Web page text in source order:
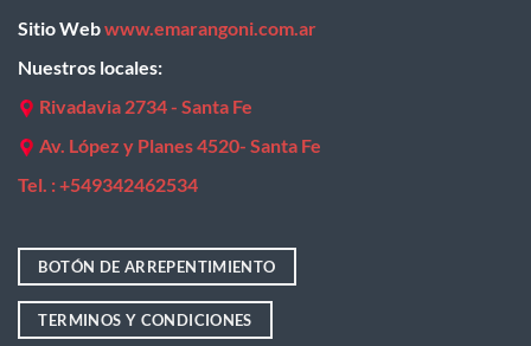
Sitio Webwww.emarangoni.com.ar
Nuestros locales:
Rivadavia 2734 - Santa Fe
Av. López y Planes 4520- Santa Fe
Tel. : +549342462534
BOTÓN DE ARREPENTIMIENTO
TERMINOS Y CONDICIONES